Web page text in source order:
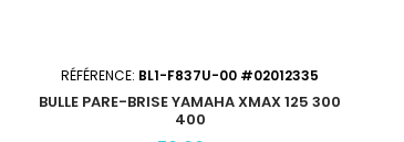
RÉFÉRENCE: BL1-F837U-00 #02012335
BULLE PARE-BRISE YAMAHA XMAX 125 300
400